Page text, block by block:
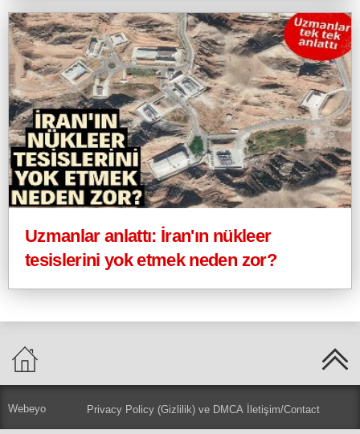
Uzmanlar anlattı: İran'ın nükleer
tesislerini yok etmek neden zor?
Webeyo Privacy Policy (Gizlilik) ve DMCA İletişim/Contact